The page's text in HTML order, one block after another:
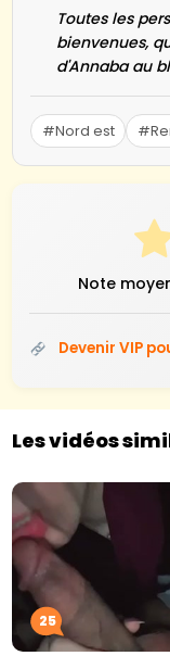
Toutes les
bienvenues,
d'Annaba au
#Nord est
Note
Devenir VIP
Les vidéos
25